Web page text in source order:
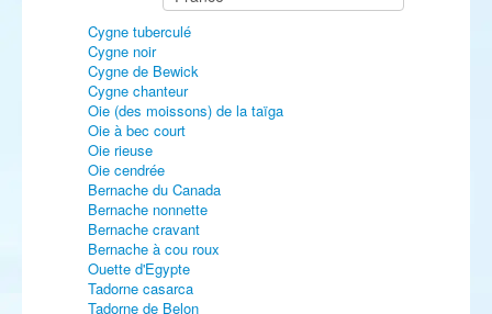
Cygne tuberculé
Cygne noir
Cygne de Bewick
Cygne chanteur
Oie (des moissons) de la taïga
Oie à bec court
Oie rieuse
Oie cendrée
Bernache du Canada
Bernache nonnette
Bernache cravant
Bernache à cou roux
Ouette d'Egypte
Tadorne casarca
Tadorne de Belon